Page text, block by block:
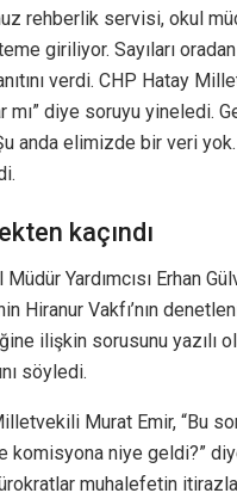
rehberlik servisi, okul
giriliyor. Sayıları oradan
verdi. CHP Hatay
mı” diye soruyu yineledi.
anda elimizde bir veri
kaçındı
Yardımcısı Erhan
Hiranur Vakfı’nın
ilişkin sorusunu yazılı
söyledi.
Murat Emir, “Bu
komisyona niye geldi?”
muhalefetin